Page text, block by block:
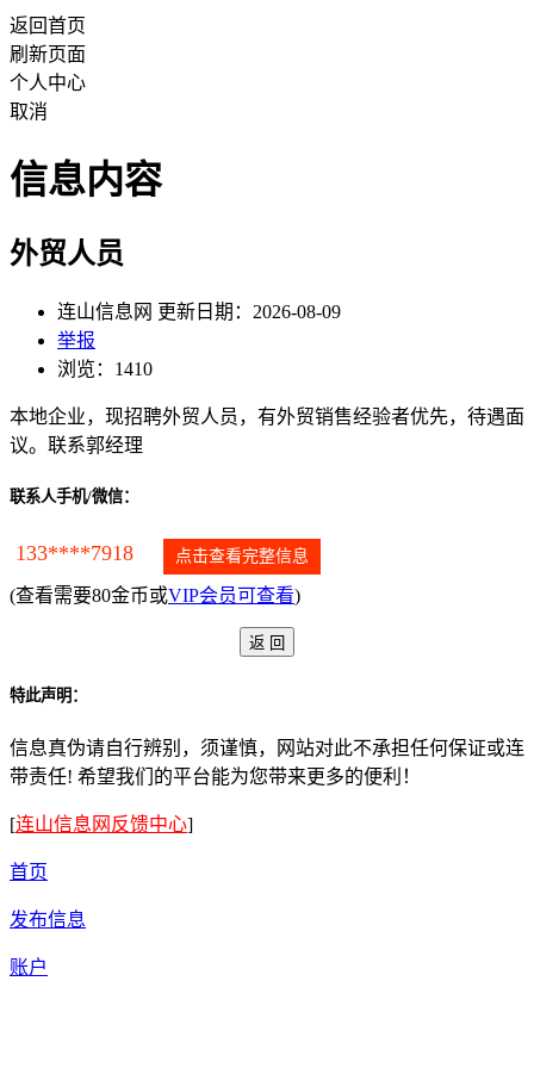
返回首页
刷新页面
个人中心
取消
信息内容
外贸人员
连山信息网 更新日期：2026-08-09
举报
浏览：1410
本地企业，现招聘外贸人员，有外贸销售经验者优先，待遇面
议。联系郭经理
联系人手机/微信：
133****7918 点击查看完整信息
(查看需要80金币或VIP会员可查看)
特此声明：
信息真伪请自行辨别，须谨慎，网站对此不承担任何保证或连
带责任! 希望我们的平台能为您带来更多的便利！
[连山信息网反馈中心]
首页
发布信息
账户